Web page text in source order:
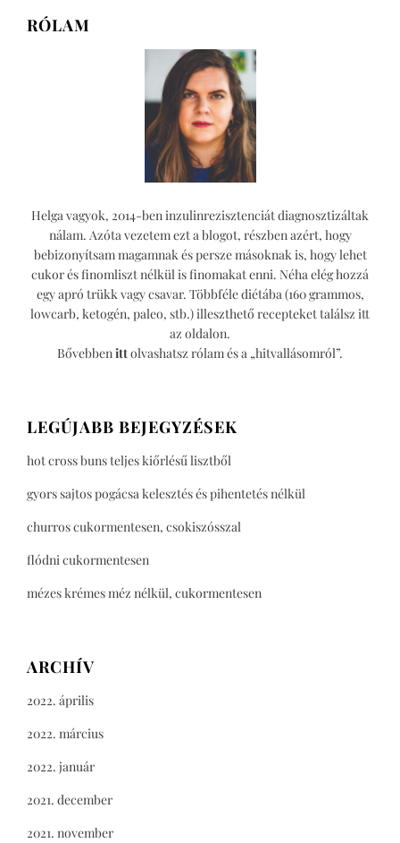
RÓLAM
Helga vagyok, 2014-ben inzulinrezisztenciát diagnosztizáltak
nálam. Azóta vezetem ezt a blogot, részben azért, hogy
bebizonyítsam magamnak és persze másoknak is, hogy lehet
cukor és finomliszt nélkül is finomakat enni. Néha elég hozzá
egy apró trükk vagy csavar. Többféle diétába (160 grammos,
lowcarb, ketogén, paleo, stb.) illeszthető recepteket találsz itt
az oldalon.
Bővebbenittolvashatsz rólam és a „hitvallásomról”.
LEGÚJABB BEJEGYZÉSEK
hot cross buns teljes kiőrlésű lisztből
gyors sajtos pogácsa kelesztés és pihentetés nélkül
churros cukormentesen, csokiszósszal
flódni cukormentesen
mézes krémes méz nélkül, cukormentesen
ARCHÍV
2022. április
2022. március
2022. január
2021. december
2021. november